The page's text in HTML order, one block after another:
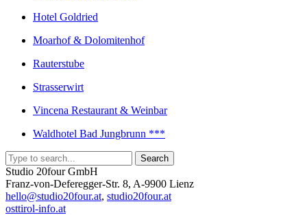
Hotel Goldried
Moarhof & Dolomitenhof
Rauterstube
Strasserwirt
Vincena Restaurant & Weinbar
Waldhotel Bad Jungbrunn ***
Studio 20four GmbH
Franz-von-Deferegger-Str. 8, A-9900 Lienz
hello@studio20four.at, studio20four.at
osttirol-info.at